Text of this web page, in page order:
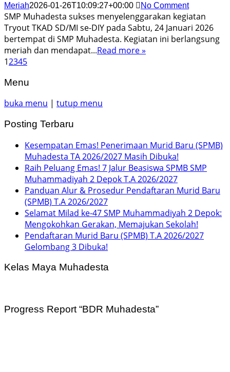
Meriah2026-01-26T10:09:27+00:00 No Comment
SMP Muhadesta sukses menyelenggarakan kegiatan
Tryout TKAD SD/MI se-DIY pada Sabtu, 24 Januari 2026
bertempat di SMP Muhadesta. Kegiatan ini berlangsung
meriah dan mendapat...Read more »
12345
Menu
buka menu | tutup menu
Posting Terbaru
Kesempatan Emas! Penerimaan Murid Baru (SPMB)
Muhadesta TA 2026/2027 Masih Dibuka!
Raih Peluang Emas! 7 Jalur Beasiswa SPMB SMP
Muhammadiyah 2 Depok T.A 2026/2027
Panduan Alur & Prosedur Pendaftaran Murid Baru
(SPMB) T.A 2026/2027
Selamat Milad ke-47 SMP Muhammadiyah 2 Depok:
Mengokohkan Gerakan, Memajukan Sekolah!
Pendaftaran Murid Baru (SPMB) T.A 2026/2027
Gelombang 3 Dibuka!
Kelas Maya Muhadesta
Progress Report “BDR Muhadesta”